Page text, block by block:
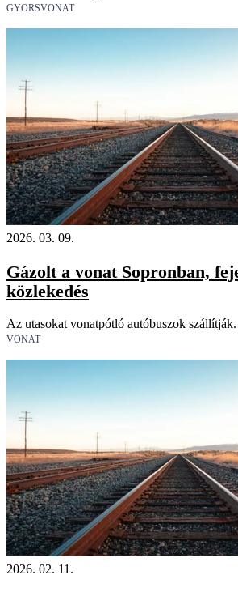
GYORSVONAT
2026. 03. 09.
Gázolt a vonat Sopronban,
közlekedés
Az utasokat vonatpótló autóbuszok szállítják.
VONAT
2026. 02. 11.